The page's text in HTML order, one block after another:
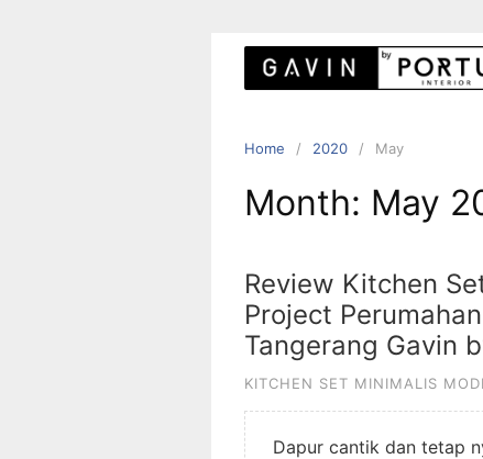
Home 2020 May
Month: May
Review Kitchen
Project
Tangerang Gavin
KITCHEN SET MINIMALIS
Dapur cantik dan tetap